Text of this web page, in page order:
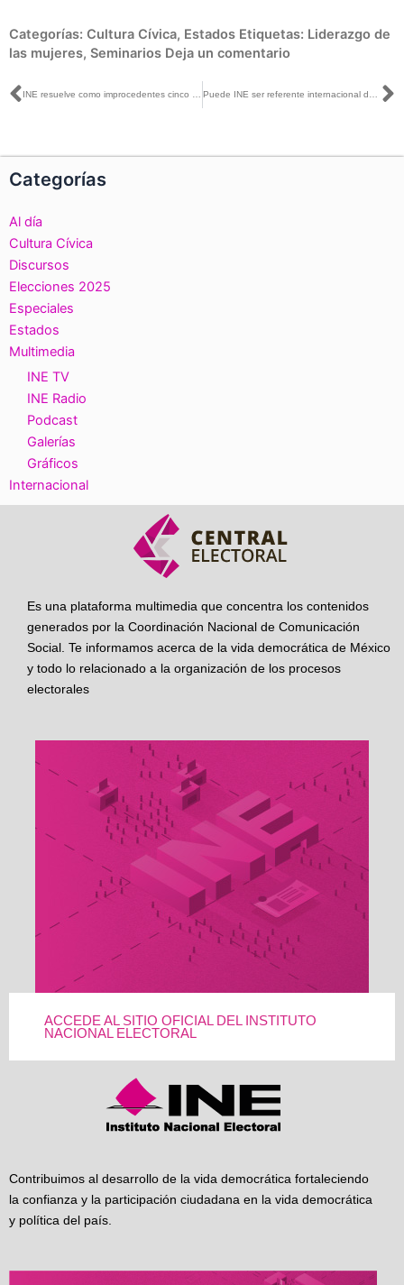
Categorías: Cultura Cívica, Estados Etiquetas: Liderazgo de
las mujeres, Seminarios Deja un comentario
Ant INE resuelve como improcedentes cinco medidas cautelares Puede INE ser referente internacional de contribución a la democracia: Taddei Zavala
Categorías
Al día
Cultura Cívica
Discursos
Elecciones 2025
Especiales
Estados
Multimedia
INE TV
INE Radio
Podcast
Galerías
Gráficos
Internacional
Es una plataforma multimedia que concentra los contenidos
generados por la Coordinación Nacional de Comunicación
Social. Te informamos acerca de la vida democrática de México
y todo lo relacionado a la organización de los procesos
electorales
ACCEDE AL SITIO OFICIAL DEL INSTITUTO
NACIONAL ELECTORAL
Contribuimos al desarrollo de la vida democrática fortaleciendo
la confianza y la participación ciudadana en la vida democrática
y política del país.